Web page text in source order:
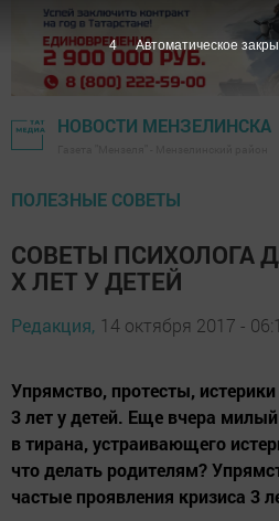
НОВОСТИ МЕНЗЕЛИНСКА
ПОЛЕЗНЫЕ СОВЕТЫ
СОВЕТЫ ПСИХОЛОГА
Х ЛЕТ У ДЕТЕЙ
Редакция, 14 октября 2017 -
Упрямство, протесты,
3 лет у детей. Еще вчера
в тирана, устраивающего
что делать родителям?
частые проявления кризиса 3
3 Автоматическое